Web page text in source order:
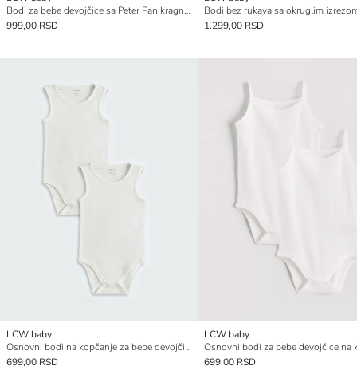
Bodi za bebe devojčice sa Peter Pan kragnom, volanima i kopčanjem na drikere
999,00 RSD
1.299,00 RSD
LCW baby
Osnovni bodi na kopčanje za bebe devojčice, pakovanje od 2 komada
699,00 RSD
LCW baby
699,00 RSD